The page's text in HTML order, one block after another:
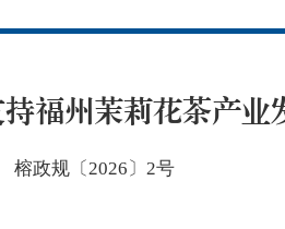
福州茉莉花茶产业
榕政规〔2026〕2号